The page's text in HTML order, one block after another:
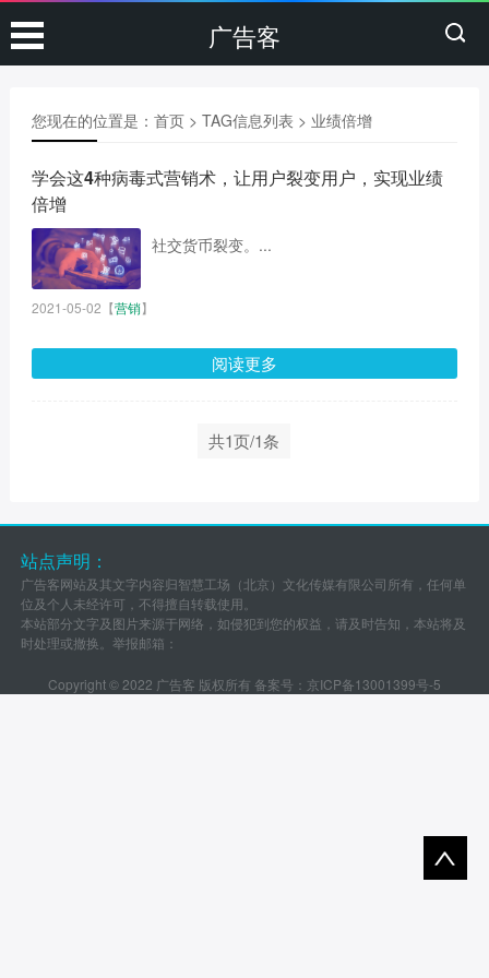
广告客
您现在的位置是： 首页> TAG信息列表 > 业绩倍增
学会这4种病毒式营销术，让用户裂变用户，实现业绩
倍增
社交货币裂变。...
2021-05-02 【营销】
阅读更多
共1页/1条
站点声明：
广告客网站及其文字内容归智慧工场（北京）文化传媒有限公司所有，任何单
位及个人未经许可，不得擅自转载使用。
本站部分文字及图片来源于网络，如侵犯到您的权益，请及时告知，本站将及
时处理或撤换。举报邮箱：
Copyright © 2022 广告客 版权所有 备案号： 京ICP备13001399号-5